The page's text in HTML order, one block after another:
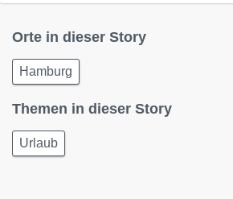
Orte in dieser Story
Hamburg
Themen in dieser Story
Urlaub